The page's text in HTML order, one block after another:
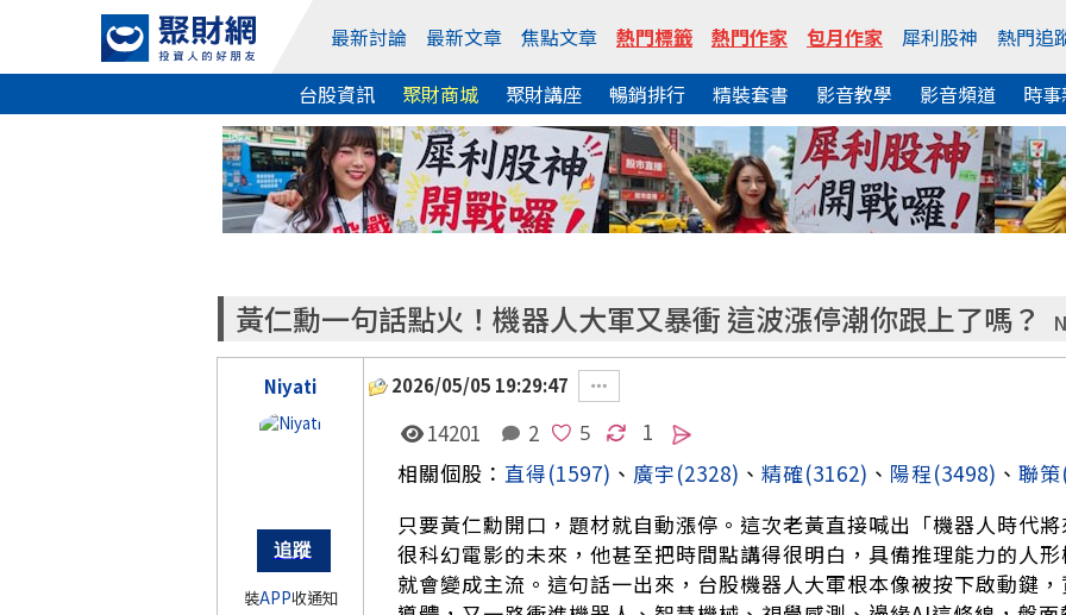
最新討論 最新文章 焦點文章 熱門標籤 熱門作家 包月作家 犀利股神
熱門追
台股資訊
聚財商城 聚財講座 暢銷排行 精裝套書 影音教學 影音頻道 時
黃仁勳一句話點火！機器人大軍又暴衝 這波漲停潮你跟上了嗎？
Niyati
裝APP收通知
2026/05/05 19:29:47
14201 2
1
相關個股： 直得(1597) 、 廣宇(2328) 、 精確(3162) 、 陽程(3498) 、 聯策
只要黃仁勳開口，題材就自動漲停。這次老黃直接喊出「機器人時代
很科幻電影的未來，他甚至把時間點講得很明白，具備推理能力的人
就會變成主流。這句話一出來，台股機器人大軍根本像被按下啟動鍵